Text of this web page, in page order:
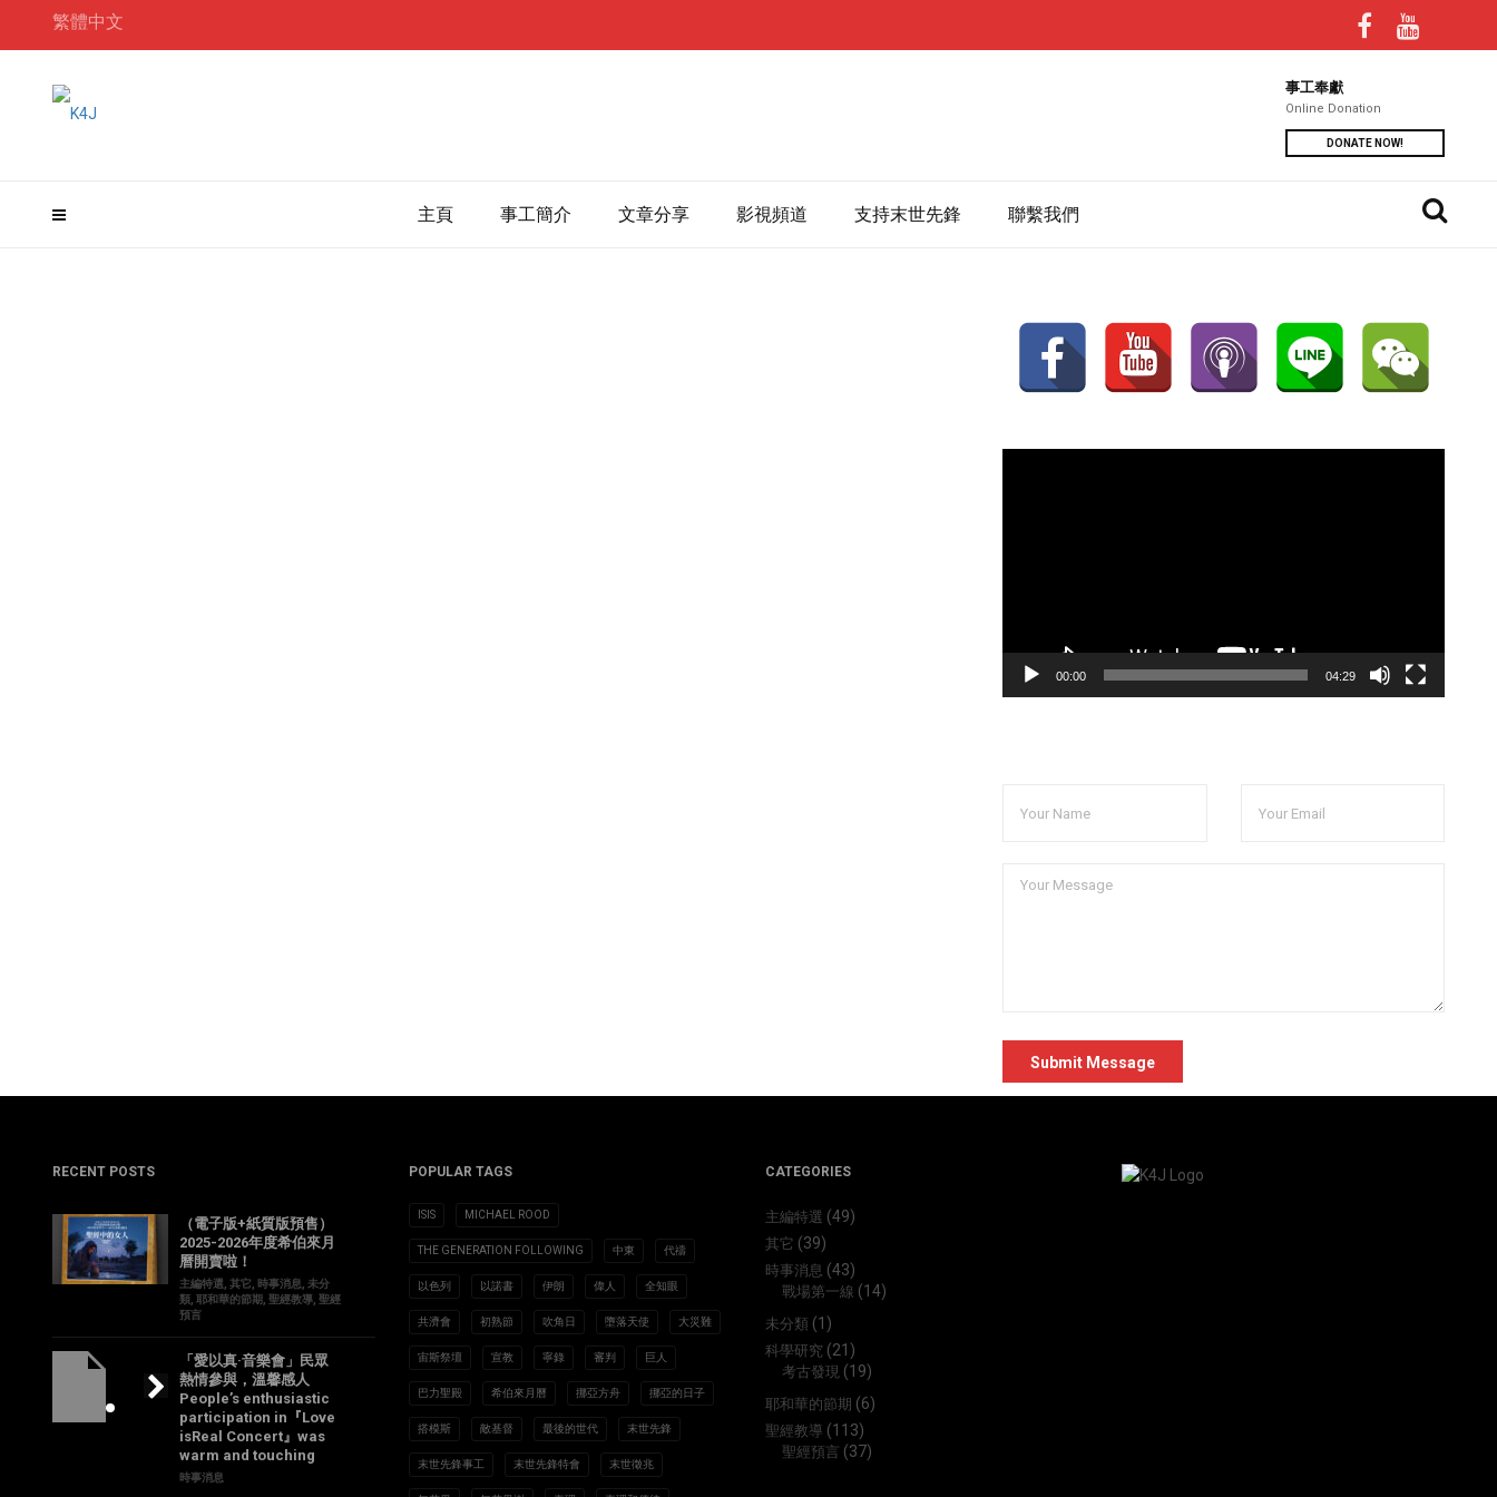
主頁 事工簡介 文章分享 影視頻道 支持末世先鋒 聯繫我們
事工奉獻
Online Donation
DONATE NOW!
繁體中文
00:00 04:29
RECENT POSTS
（電子版+紙質版預售）
2025-2026年度希伯來月
曆開賣啦！
主編特選 其它 時事消息
未分
類 耶和華的節期 聖經教導 聖經
預言
「愛以真·音樂會」民眾
熱情參與，溫馨感人
People’s enthusiastic
participation in『Love
isReal Concert』was
warm and touching
時事消息
POPULAR TAGS
ISIS MICHAEL ROOD
THE GENERATION FOLLOWING 中東 代禱
以色列 以諾書 伊朗 偉人 全知眼
共濟會 初熟節 吹角日 墮落天使 大災難
宙斯祭壇 宣教 寧錄 審判 巨人
巴力聖殿 希伯來月曆 挪亞方舟 挪亞的日子
搭模斯 敵基督 最後的世代 末世先鋒
末世先鋒事工 末世先鋒特會 末世徵兆
CATEGORIES
主編特選 (49)
其它 (39)
時事消息 (43)
戰場第一線 (14)
未分類 (1)
科學研究 (21)
考古發現 (19)
耶和華的節期 (6)
聖經教導 (113)
聖經預言 (37)